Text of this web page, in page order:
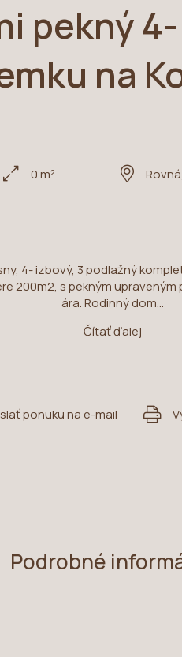
pekný
na
0 m²
4- izbový, 3 podlažný
200m2, s pekným
ára. Rodinný dom...
Čítať ďalej
ponuku na e-mail
Podrobné